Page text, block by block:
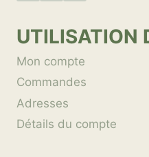
UTILISATION
Mon compte
Commandes
Adresses
Détails du compte